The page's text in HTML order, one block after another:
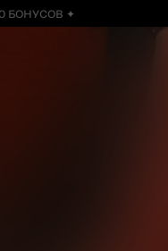
БОНУСОВ ✦